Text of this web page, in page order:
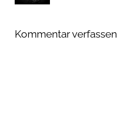
Kommentar verfassen